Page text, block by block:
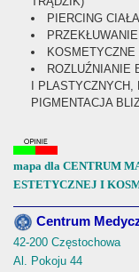
PIERCING CIAŁA
ROZLUŹNIANIE
I
PIGMENTACJA
mapa dla CENTRUM
ESTETYCZNEJ I
Centrum
42-200 Częstochowa
Al. Pokoju 44